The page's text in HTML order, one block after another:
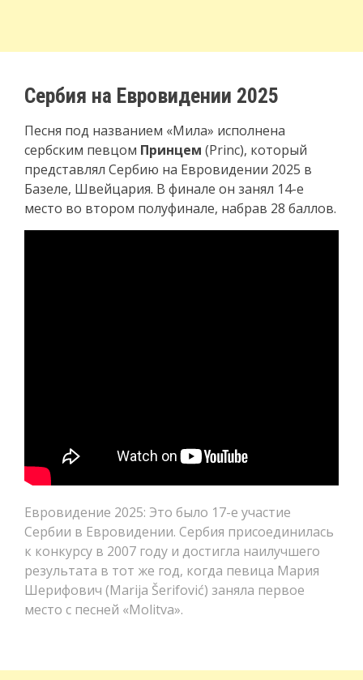
Сербия на Евровидении 2025
Песня под названием «Мила» исполнена
сербским певцом Принцем (Princ), который
представлял Сербию на Евровидении 2025 в
Базеле, Швейцария. В финале он занял 14-е
место во втором полуфинале, набрав 28 баллов.
Евровидение 2025: Это было 17-е участие
Сербии в Евровидении. Сербия присоединилась
к конкурсу в 2007 году и достигла наилучшего
результата в тот же год, когда певица Мария
Шерифович (Marija Šerifović) заняла первое
место с песней «Molitva».